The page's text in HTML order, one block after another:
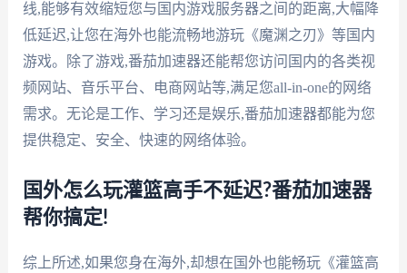
线,能够有效缩短您与国内游戏服务器之间的距离,大幅降
低延迟,让您在海外也能流畅地游玩《魔渊之刃》等国内
游戏。除了游戏,番茄加速器还能帮您访问国内的各类视
频网站、音乐平台、电商网站等,满足您all-in-one的网络
需求。无论是工作、学习还是娱乐,番茄加速器都能为您
提供稳定、安全、快速的网络体验。
国外怎么玩灌篮高手不延迟?番茄加速器
帮你搞定!
综上所述,如果您身在海外,却想在国外也能畅玩《灌篮高